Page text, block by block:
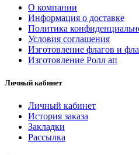
О компании
Информация о доставке
Политика
Условия соглашения
Изготовление флагов и
Изготовление Ролл ап
Личный кабинет
Личный кабинет
История заказа
Закладки
Рассылка